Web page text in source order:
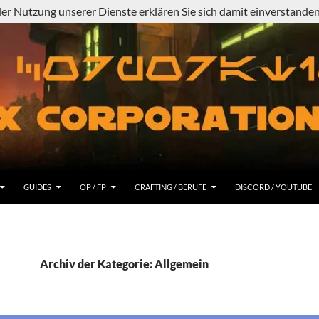
GUIDES OP / FP CRAFTING / BERUFE DISCORD / YOUTUBE
Archiv der Kategorie: Allgemein
Nutzung unserer Dienste erklären Sie sich damit